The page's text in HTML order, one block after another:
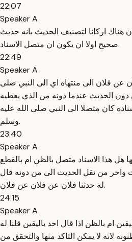
22:07
Speaker A
هناك اركانا لتصنيف الحديث بانه حديث
صحيح اولا ان يكون ان متصل الاسناد.
22:49
Speaker A
عن فلان الى منتهاه اي الى النبي صلى
دون الحديث عندما دونه من الذي يعطيه
كان متصلا الى النبي صلى الله عليه
وسلم.
23:40
Speaker A
هل هذا الاسناد متصل بالظن ام بالقطع
واخر من نقل الحديث الى من دونه قال
له حدثنا فلان عن فلان عن فلان.
24:15
Speaker A
ام بالظن اذا قال احد باليقين قلنا له
لانه لا يمكن التاكد منها والتحقق من